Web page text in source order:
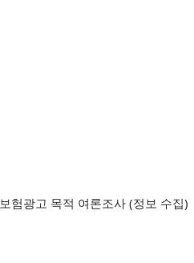
보험광고 목적 여론조사 (정보 수집)